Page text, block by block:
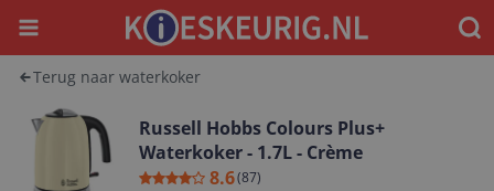
Menu
Terug naar waterkoker
Russell Hobbs Colours Plus+
Waterkoker - 1.7L - Crème
8.6(87)